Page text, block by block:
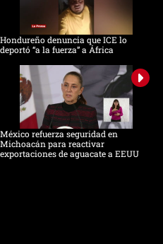
Hondureño denuncia que ICE lo
deportó “a la fuerza” a África
México refuerza seguridad en
Michoacán para reactivar
exportaciones de aguacate a EEUU